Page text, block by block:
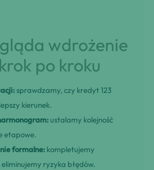
wdrożenie
po kroku
sprawdzamy, czy kredyt 123
kierunek.
ustalamy kolejność
etapowe.
formalne: kompletujemy
ryzyka błędów.